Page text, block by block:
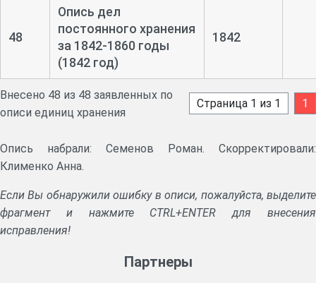
48
Опись дел
постоянного хранения
за 1842-1860 годы
(1842 год)
1842
Внесено 48 из 48 заявленных по
описи единиц хранения
Страница 1 из 1 1
Опись набрали: Семенов Роман. Скорректировали:
Клименко Анна.
Если Вы обнаружили ошибку в описи, пожалуйста, выделите
фрагмент и нажмите CTRL+ENTER для внесения
исправления!
Партнеры